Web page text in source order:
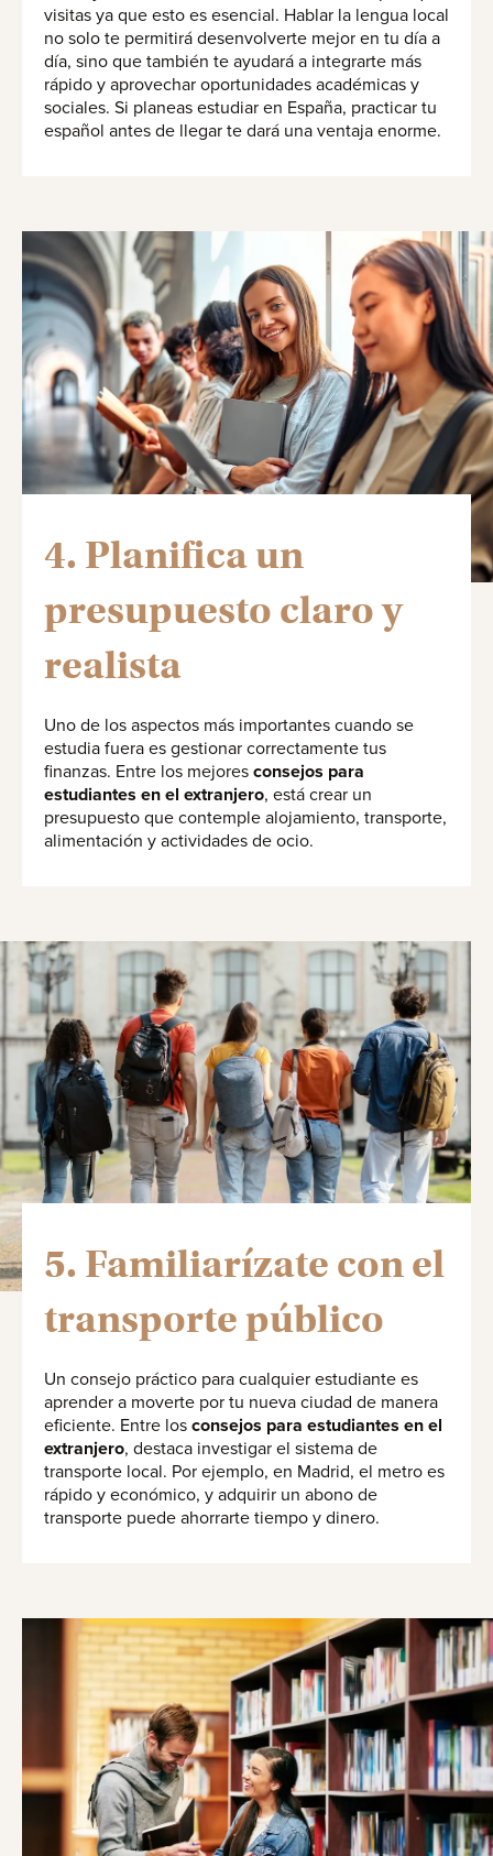
visitas ya que esto es esencial. Hablar la lengua local
no solo te permitirá desenvolverte mejor en tu día a
día, sino que también te ayudará a integrarte más
rápido y aprovechar oportunidades académicas y
sociales. Si planeas estudiar en España, practicar tu
español antes de llegar te dará una ventaja enorme.
4. Planifica un
presupuesto claro y
realista
Uno de los aspectos más importantes cuando se
estudia fuera es gestionar correctamente tus
finanzas. Entre los mejores consejos para
estudiantes en el extranjero, está crear un
presupuesto que contemple alojamiento, transporte,
alimentación y actividades de ocio.
5. Familiarízate con el
transporte público
Un consejo práctico para cualquier estudiante es
aprender a moverte por tu nueva ciudad de manera
eficiente. Entre los consejos para estudiantes en el
extranjero, destaca investigar el sistema de
transporte local. Por ejemplo, en Madrid, el metro es
rápido y económico, y adquirir un abono de
transporte puede ahorrarte tiempo y dinero.